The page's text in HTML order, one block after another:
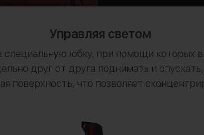
Управляя светом
специальную юбку, при помощи которых
друг от друга поднимать и
что позволяет